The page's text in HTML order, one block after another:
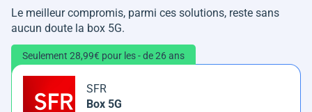
Le meilleur compromis, parmi ces solutions, reste sans
aucun doute la box 5G.
Seulement 28,99€ pour les - de 26 ans
SFR
Box 5G